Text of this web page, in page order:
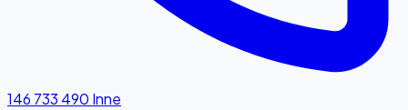
146 733 490 Inne